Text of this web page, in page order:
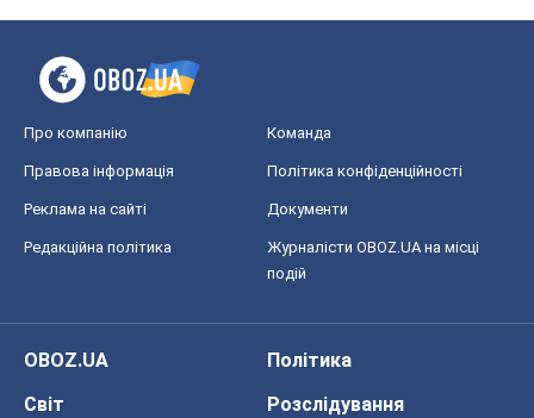
Про компанію Команда
Правова інформація Політика конфіденційності
Реклама на сайті Документи
Редакційна політика
Журналісти OBOZ.UA на місці
подій
OBOZ.UA
Політика
Світ
Розслідування